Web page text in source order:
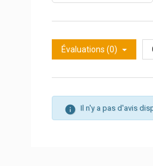
Évaluations (0)
Il n'y a pas d'avis